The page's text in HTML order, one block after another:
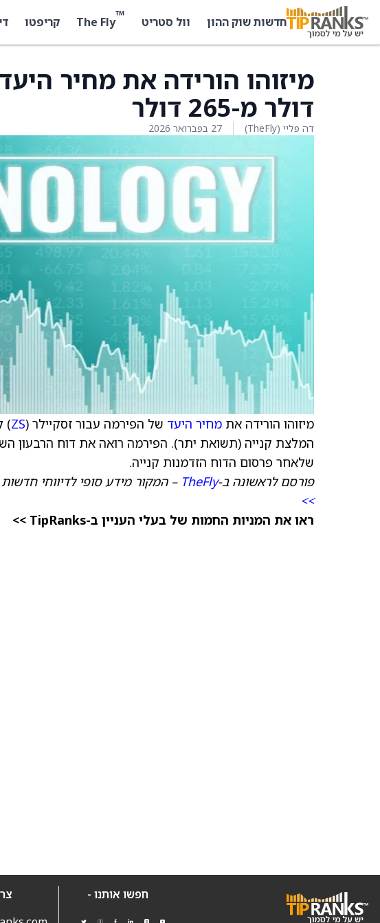
חדשות שוק ההון וול סטריט ™
The Fly קריפטו
דולר מ-265 דולר
דה פליי (TheFly) 27 בפברואר 2026
מיזוהו הורידה את מחיר היעד של הפירמה עבור זסקיילר (ZS
המלצת קנייה (תשואת יתר). הפירמה רואה את דוח הרבעון
שלאחר פרסום הדוח הזדמנות קנייה.
פורסם לראשונה ב-TheFly – המקור מידע סופי לדיווחי
>>
ראו את המניות החמות של בעלי העניין ב-TipRanks >>
חפשו אותנו -